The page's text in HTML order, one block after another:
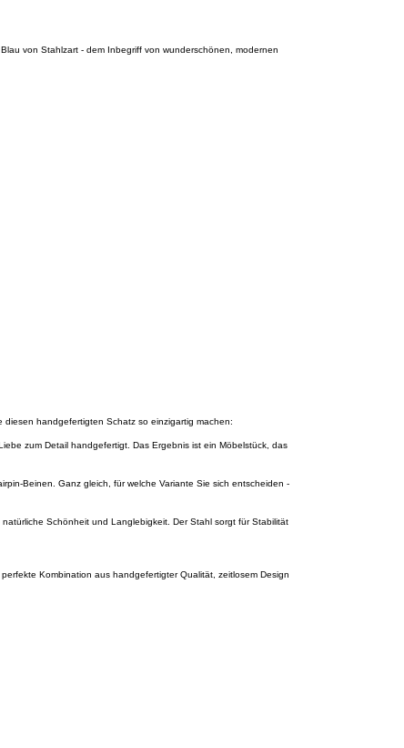
von Stahlzart - dem Inbegriff von wunderschönen, modernen
diesen handgefertigten Schatz so einzigartig machen:
zum Detail handgefertigt. Das Ergebnis ist ein Möbelstück, das
Beinen. Ganz gleich, für welche Variante Sie sich entscheiden -
Schönheit und Langlebigkeit. Der Stahl sorgt für Stabilität
Kombination aus handgefertigter Qualität, zeitlosem Design